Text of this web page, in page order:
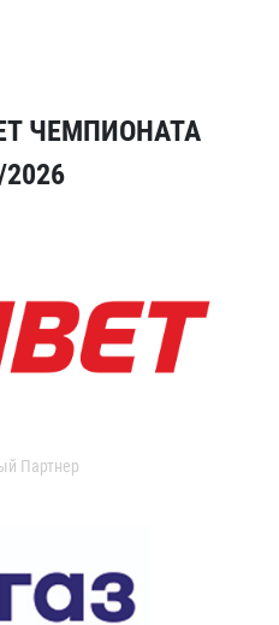
ЧЕМПИОНАТА
Партнер